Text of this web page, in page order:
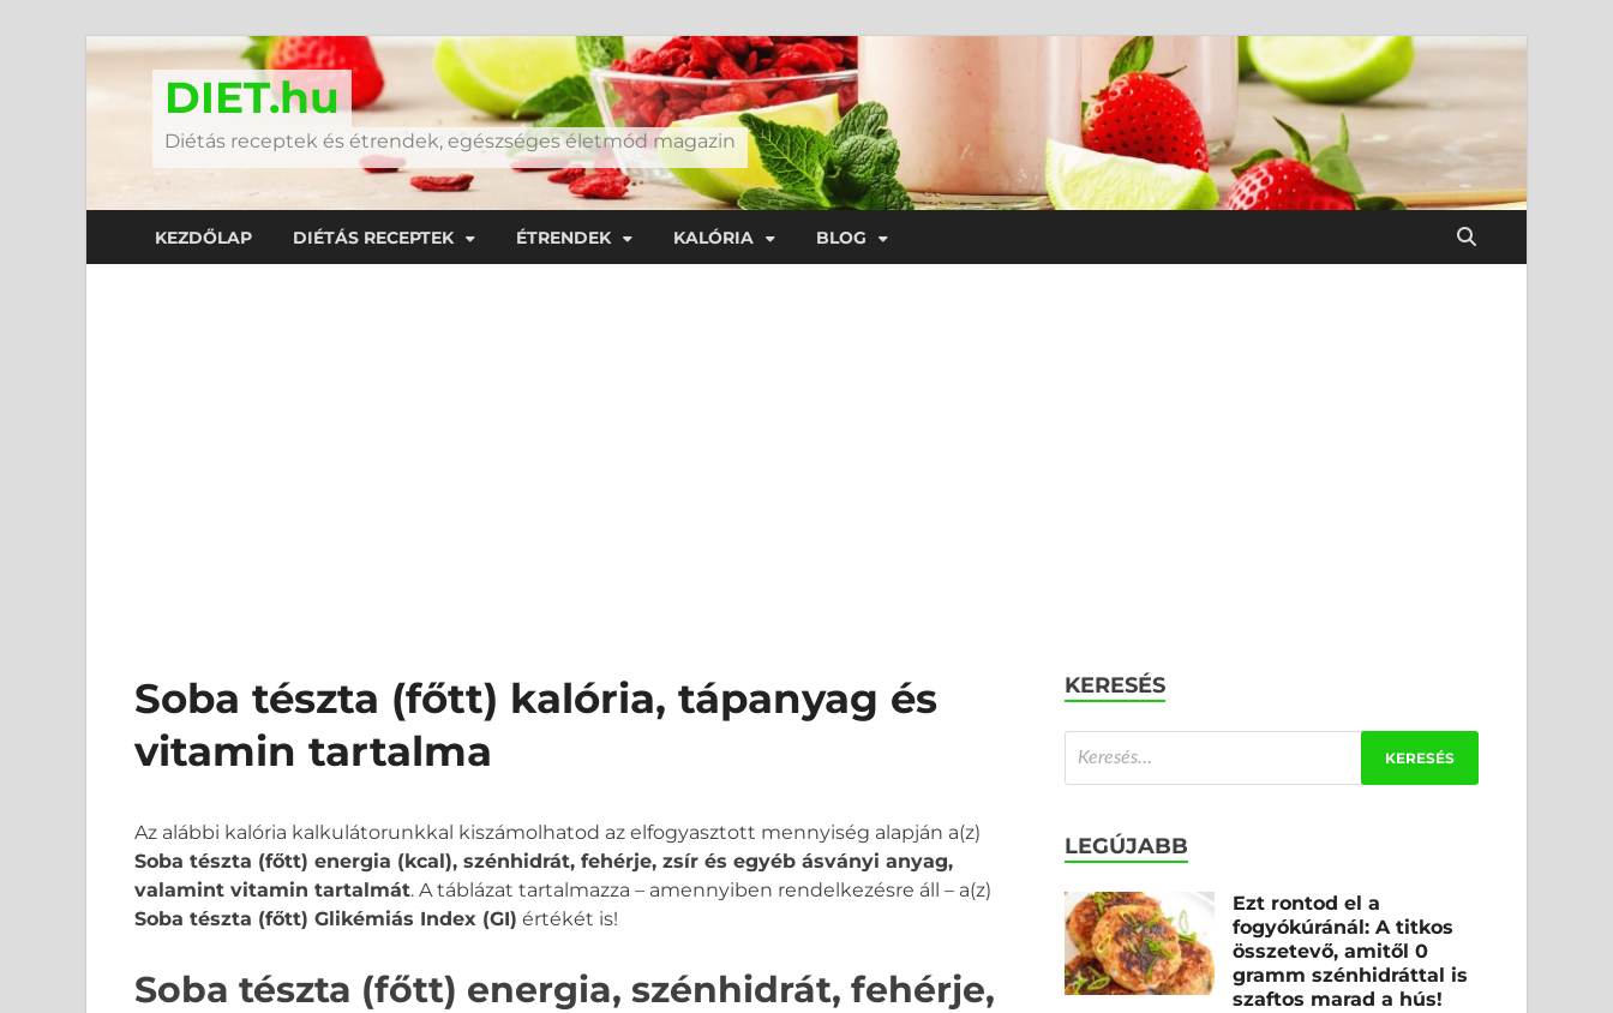
DIET.hu
Diétás receptek és étrendek, egészséges életmód magazin
KEZDŐLAP DIÉTÁS RECEPTEK ÉTRENDEK KALÓRIA BLOG
Soba tészta (főtt) kalória, tápanyag és
vitamin tartalma
Az alábbi kalória kalkulátorunkkal kiszámolhatod az elfogyasztott mennyiség alapján a(z)
Soba tészta (főtt) energia (kcal), szénhidrát, fehérje, zsír és egyéb ásványi anyag,
valamint vitamin tartalmát. A táblázat tartalmazza – amennyiben rendelkezésre áll – a(z)
Soba tészta (főtt) Glikémiás Index (GI) értékét is!
Soba tészta (főtt) energia, szénhidrát, fehérje,
KERESÉS
LEGÚJABB
Ezt rontod el a
fogyókúránál: A titkos
összetevő, amitől 0
gramm szénhidráttal is
szaftos marad a hús!